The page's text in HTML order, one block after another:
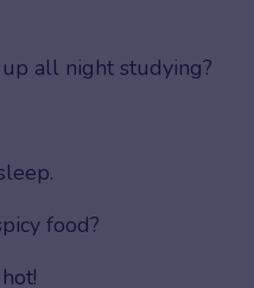
all night studying?
food?